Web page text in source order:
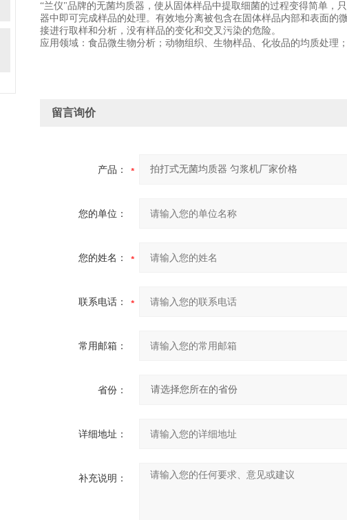
“兰仪"品牌的无菌均质器，使从固体样品中提取细菌的过程变得简单，
器中即可完成样品的处理。有效地分离被包含在固体样品内部和表面
接进行取样和分析，没有样品的变化和交叉污染的危险。
应用领域：食品微生物分析；动物组织、生物样品、化妆品的均质处理
留言询价
产品：
您的单位：
您的姓名：
联系电话：
常用邮箱：
省份：
详细地址：
补充说明：